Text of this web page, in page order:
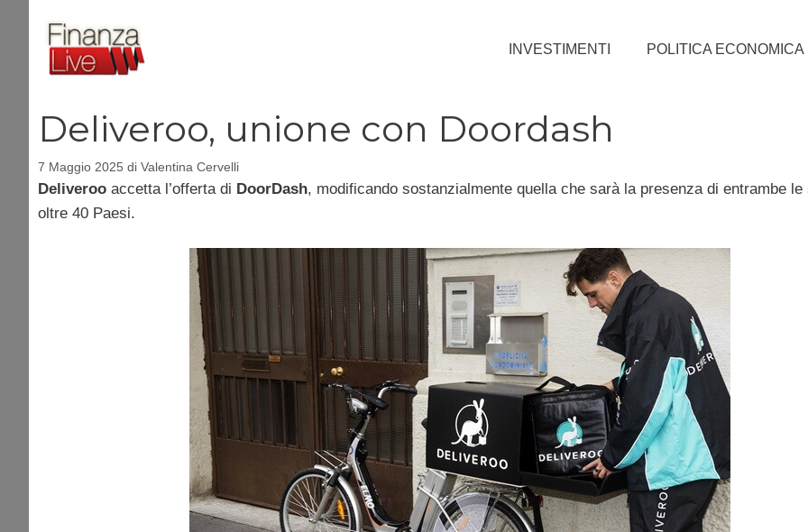
contenuto
INVESTIMENTI POLITICA ECONOMICA
Deliveroo, unione con Doordash
7 Maggio 2025 di Valentina Cervelli
Deliveroo accetta l’offerta di DoorDash, modificando sostanzialmente quella che sarà la presenza di entrambe le
oltre 40 Paesi.